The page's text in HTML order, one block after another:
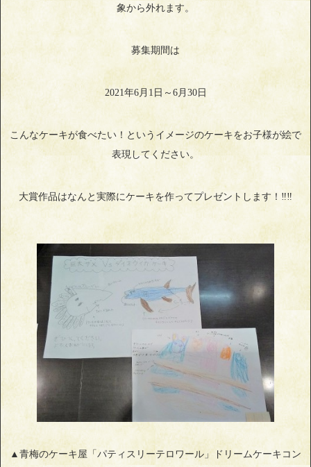
象から外れます。
募集期間は
2021年6月1日～6月30日
こんなケーキが食べたい！というイメージのケーキをお子様が絵で
表現してください。
大賞作品はなんと実際にケーキを作ってプレゼントします！‼‼
▲青梅のケーキ屋「パティスリーテロワール」ドリームケーキコン